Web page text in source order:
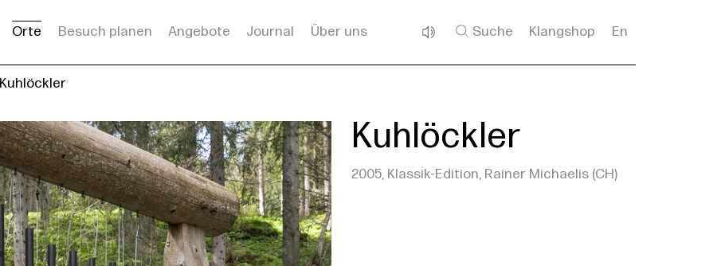
Orte Besuch planen Angebote Journal Über uns Suche Klangshop En
Kuhlöckler
Kuhlöckler
2005, Klassik-Edition, Rainer Michaelis (CH)